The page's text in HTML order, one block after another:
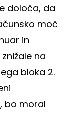
določa, da
moč
in
na
bloka 2.
bo moral